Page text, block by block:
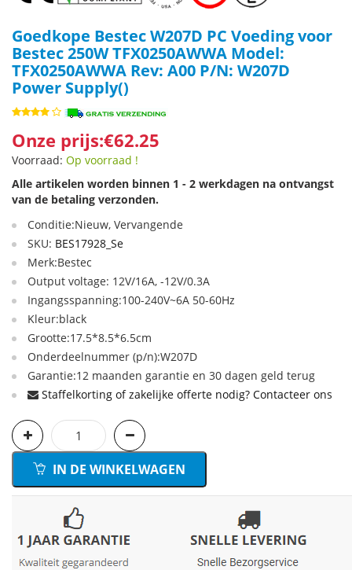
Goedkope Bestec W207D PC Voeding voor
Bestec 250W TFX0250AWWA Model:
TFX0250AWWA Rev: A00 P/N: W207D
Power Supply()
Onze prijs:€62.25
Voorraad: Op voorraad !
Alle artikelen worden binnen 1 - 2 werkdagen na ontvangst
van de betaling verzonden.
Conditie:Nieuw, Vervangende
SKU: BES17928_Se
Merk:Bestec
Output voltage: 12V/16A, -12V/0.3A
Ingangsspanning:100-240V~6A 50-60Hz
Kleur:black
Grootte:17.5*8.5*6.5cm
Onderdeelnummer (p/n):W207D
Garantie:12 maanden garantie en 30 dagen geld terug
Staffelkorting of zakelijke offerte nodig? Contacteer ons
IN DE WINKELWAGEN